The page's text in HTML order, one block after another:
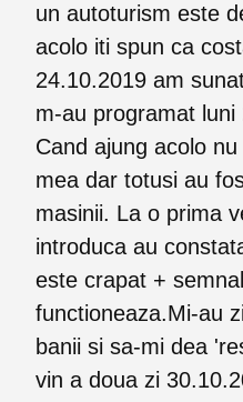
un autoturism este
acolo iti spun ca
24.10.2019 am
m-au programat
Cand ajung acolo
mea dar totusi au
masinii. La o prima
introduca au
este crapat +
functioneaza.Mi-au
banii si sa-mi dea
vin a doua zi